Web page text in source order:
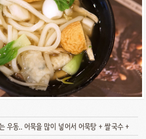
우동.. 어묵을 많이 넣어서 어묵탕 + 쌀국수 +